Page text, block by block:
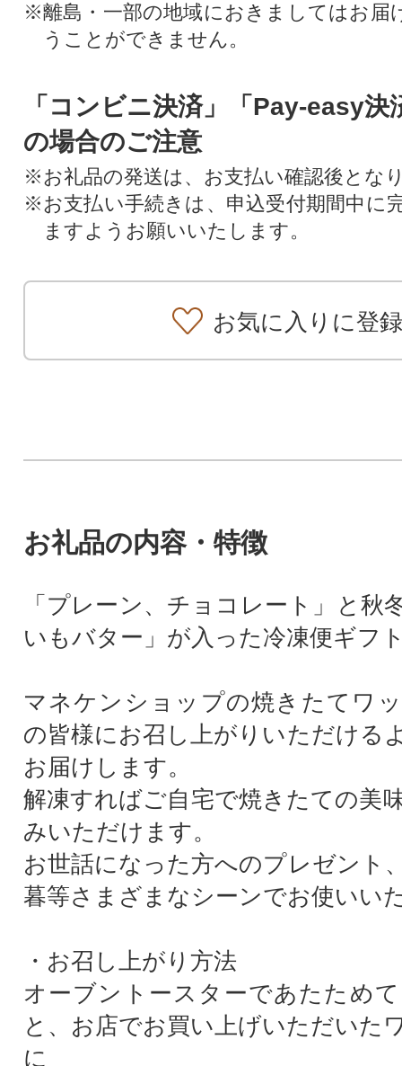
※離島・一部の地域におきましてはお届
うことができません。
「コンビニ決済」「Pay-easy決
の場合のご注意
※お礼品の発送は、お支払い確認後とな
※お支払い手続きは、申込受付期間中に
ますようお願いいたします。
お気に入りに登録
お礼品の内容・特徴
「プレーン、チョコレート」と秋
いもバター」が入った冷凍便ギフ
マネケンショップの焼きたてワ
の皆様にお召し上がりいただける
お届けします。
解凍すればご自宅で焼きたての美
みいただけます。
お世話になった方へのプレゼント
暮等さまざまなシーンでお使いい
・お召し上がり方法
オーブントースターであたため
と、お店でお買い上げいただいた
に